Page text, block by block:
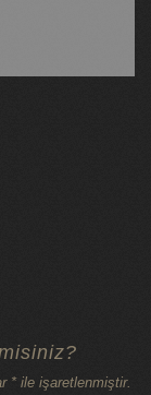
* ile işaretlenmiştir.